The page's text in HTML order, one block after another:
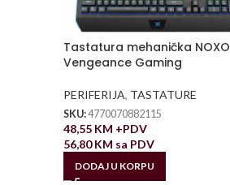
Tastatura mehanička NOXO
Vengeance Gaming
PERIFERIJA, TASTATURE
SKU:4770070882115
48,55 KM +PDV
56,80KM sa PDV
DODAJ U KORPU